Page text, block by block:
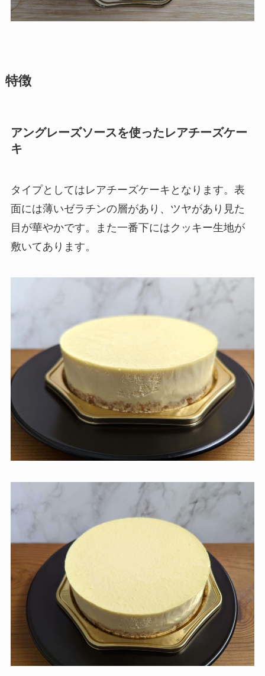
特徴
アングレーズソースを使ったレアチーズケー
キ
タイプとしてはレアチーズケーキとなります。表
面には薄いゼラチンの層があり、ツヤがあり見た
目が華やかです。また一番下にはクッキー生地が
敷いてあります。